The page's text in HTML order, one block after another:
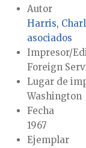
Autor
Harris,
asociados
Impresor/
Foreign
Lugar de
Washington
Fecha
1967
Ejemplar